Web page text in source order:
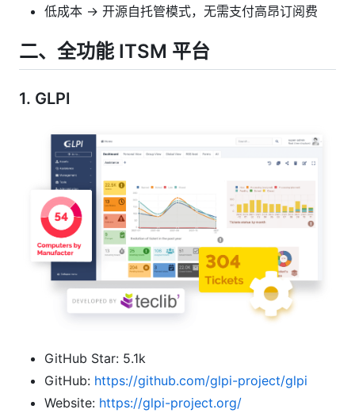
低成本 → 开源自托管模式，无需支付高昂订阅费
二、 全功能 ITSM 平台
1. GLPI
GitHub Star: 5.1k
GitHub: https://github.com/glpi-project/glpi
Website: https://glpi-project.org/